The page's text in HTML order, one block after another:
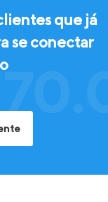
que já
se conectar